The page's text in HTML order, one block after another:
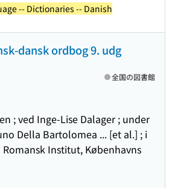
-- Dictionaries -- Danish
dansk ordbog 9. udg
; ved Inge-Lise Dalager ; under
Della Bartolomea ... [et al.] ; i
Institut, Københavns
全国の図書館